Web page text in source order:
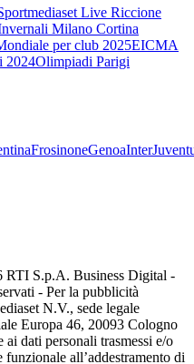
Live Riccione
Milano Cortina
per club 2025EICMA
2024Olimpiadi Parigi
FrosinoneGenoaInter
RTI S.p.A. Business Digital -
- Per la pubblicità
N.V., sede legale
Europa 46, 20093 Cologno
ai dati personali trasmessi e/o
all’addestramento di